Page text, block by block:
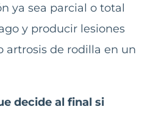
ya sea parcial o total
y producir lesiones
artrosis de rodilla en un
decide al final si